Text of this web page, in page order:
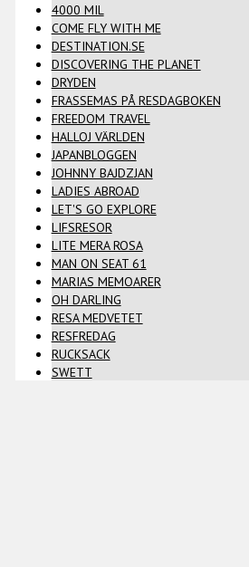
4000 MIL
COME FLY WITH ME
DESTINATION.SE
DISCOVERING THE PLANET
DRYDEN
FRASSEMAS PÅ RESDAGBOKEN
FREEDOM TRAVEL
HALLOJ VÄRLDEN
JAPANBLOGGEN
JOHNNY BAJDZJAN
LADIES ABROAD
LET'S GO EXPLORE
LIFSRESOR
LITE MERA ROSA
MAN ON SEAT 61
MARIAS MEMOARER
OH DARLING
RESA MEDVETET
RESFREDAG
RUCKSACK
SWETT